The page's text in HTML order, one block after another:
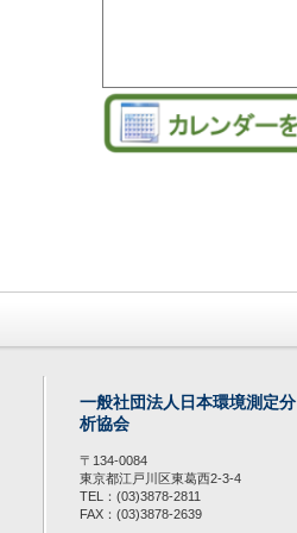
一般社団法人日本環境測定分
析協会
〒134-0084
東京都江戸川区東葛西2-3-4
TEL：(03)3878-2811
FAX：(03)3878-2639